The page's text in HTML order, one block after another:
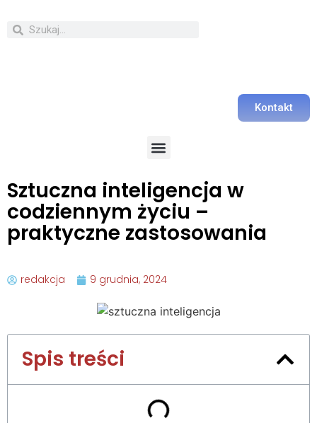
Kontakt
Sztuczna inteligencja w
codziennym życiu –
praktyczne zastosowania
redakcja 9 grudnia, 2024
Spis treści